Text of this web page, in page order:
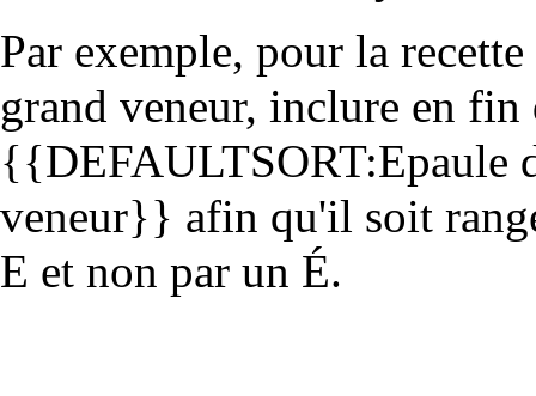
Par exemple, pour la recette
grand veneur, inclure en fin
{{DEFAULTSORT:Epaule
veneur}} afin qu'il soit
E et non par un É.